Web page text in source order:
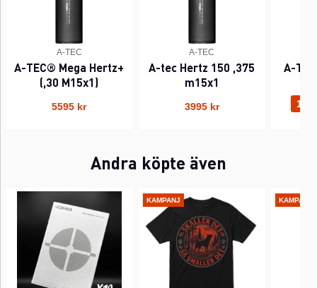
A-TEC
A-TEC® Mega Hertz+
(,30 M15x1)
5595 kr
A-TEC
A-tec Hertz 150 ,375
m15x1
3995 kr
A-
Andra köpte även
KAMPANJ KAMPANJ